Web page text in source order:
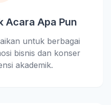
Acara Apa Pun
untuk berbagai
bisnis dan konser
akademik.